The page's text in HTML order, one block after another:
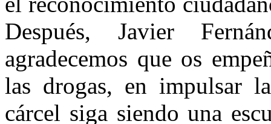
Después, Javier
agradecemos que os
las drogas, en impulsar
cárcel siga siendo una